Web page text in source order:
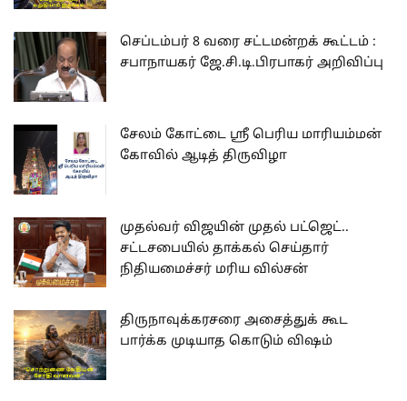
செப்டம்பர் 8 வரை சட்டமன்றக் கூட்டம் :
சபாநாயகர் ஜே.சி.டி.பிரபாகர் அறிவிப்பு
சேலம் கோட்டை ஸ்ரீ பெரிய மாரியம்மன்
கோவில் ஆடித் திருவிழா
முதல்வர் விஜயின் முதல் பட்ஜெட்..
சட்டசபையில் தாக்கல் செய்தார்
நிதியமைச்சர் மரிய வில்சன்
திருநாவுக்கரசரை அசைத்துக் கூட
பார்க்க முடியாத கொடும் விஷம்